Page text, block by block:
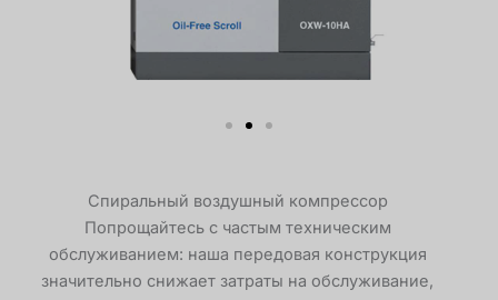
Спиральный воздушный компрессор
Попрощайтесь с частым техническим
обслуживанием: наша передовая конструкция
значительно снижает затраты на обслуживание,